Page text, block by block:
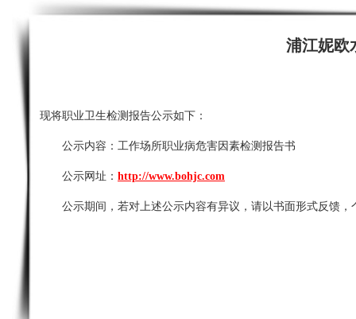
浦江妮欧
现将职业卫生检测报告公示如下：
公示内容： 工作场所职业病危害因素检测报告书
公示网址： http://www.bohjc.com
公示期间，若对上述公示内容有异议，请以书面形式反馈，